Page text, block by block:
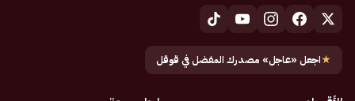
★اجعل «عاجل» مصدرك المفضل في قوقل